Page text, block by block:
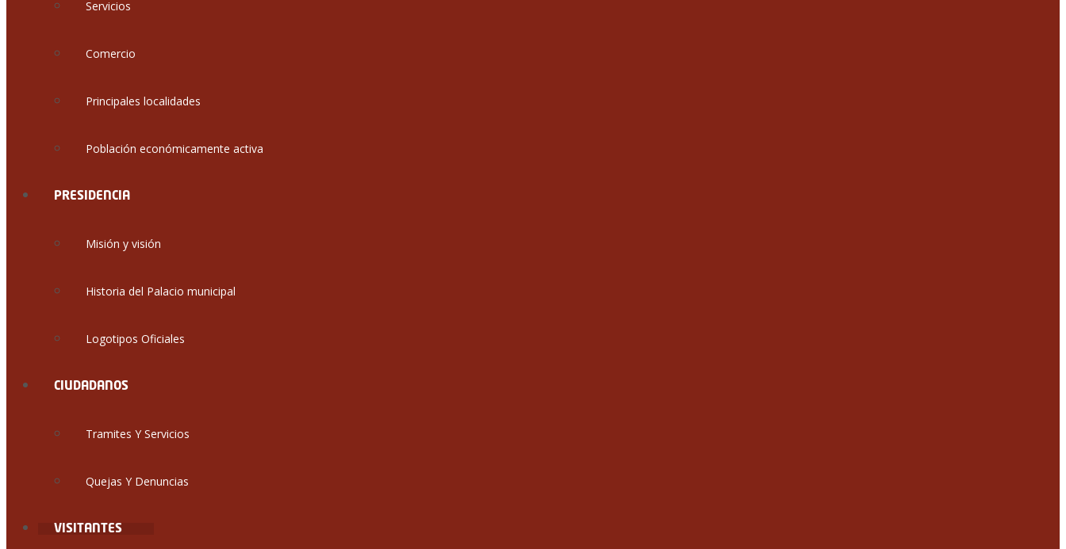
Servicios
Comercio
Principales localidades
Población económicamente activa
PRESIDENCIA
Misión y visión
Historia del Palacio municipal
Logotipos Oficiales
CIUDADANOS
Tramites Y Servicios
Quejas Y Denuncias
VISITANTES